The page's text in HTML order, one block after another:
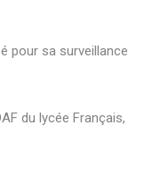
pour sa surveillance
du lycée Français,